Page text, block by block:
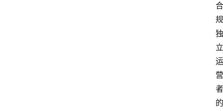
合
规
独
立
运
营
者
的